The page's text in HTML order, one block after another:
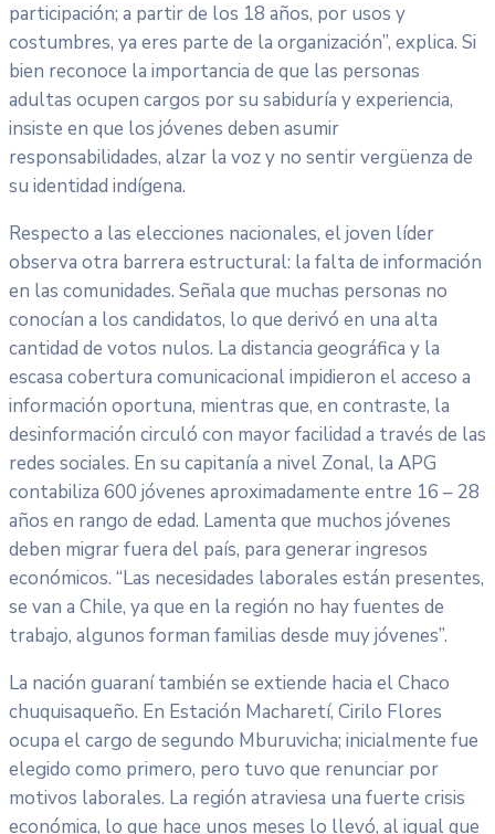
participación; a partir de los 18 años, por usos y
costumbres, ya eres parte de la organización”, explica. Si
bien reconoce la importancia de que las personas
adultas ocupen cargos por su sabiduría y experiencia,
insiste en que los jóvenes deben asumir
responsabilidades, alzar la voz y no sentir vergüenza de
su identidad indígena.
Respecto a las elecciones nacionales, el joven líder
observa otra barrera estructural: la falta de información
en las comunidades. Señala que muchas personas no
conocían a los candidatos, lo que derivó en una alta
cantidad de votos nulos. La distancia geográfica y la
escasa cobertura comunicacional impidieron el acceso a
información oportuna, mientras que, en contraste, la
desinformación circuló con mayor facilidad a través de las
redes sociales. En su capitanía a nivel Zonal, la APG
contabiliza 600 jóvenes aproximadamente entre 16 – 28
años en rango de edad. Lamenta que muchos jóvenes
deben migrar fuera del país, para generar ingresos
económicos. “Las necesidades laborales están presentes,
se van a Chile, ya que en la región no hay fuentes de
trabajo, algunos forman familias desde muy jóvenes”.
La nación guaraní también se extiende hacia el Chaco
chuquisaqueño. En Estación Macharetí, Cirilo Flores
ocupa el cargo de segundo Mburuvicha; inicialmente fue
elegido como primero, pero tuvo que renunciar por
motivos laborales. La región atraviesa una fuerte crisis
económica, lo que hace unos meses lo llevó, al igual que